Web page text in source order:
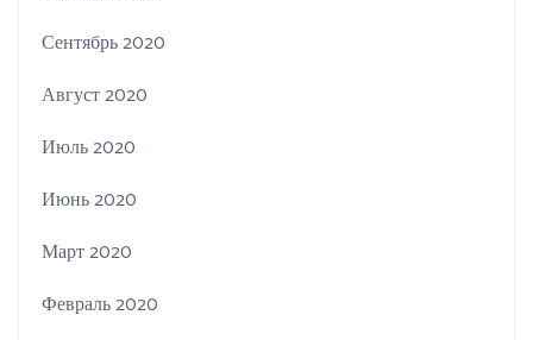
Сентябрь 2020
Август 2020
Июль 2020
Июнь 2020
Март 2020
Февраль 2020